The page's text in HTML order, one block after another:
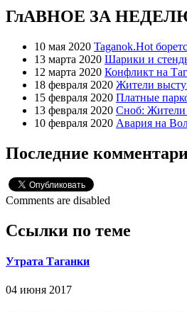
ГлАВНОЕ ЗА
10 мая 2020 Taganok.Hot
13 марта 2020 Шарики и
12 марта 2020 Конфликт на
18 февраля 2020 Жители
15 февраля 2020 Платные
13 февраля 2020 Сноб: Жители
10 февраля 2020 Авария на
Последние
Comments are disabled
Ссылки по теме
Утрата Таганки
04 июня 2017